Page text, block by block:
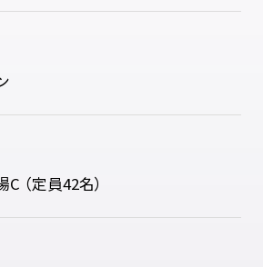
（定員42名）